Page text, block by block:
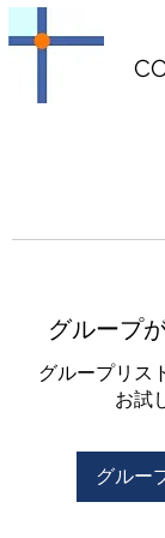
グループ
グループリス
お試
グルー